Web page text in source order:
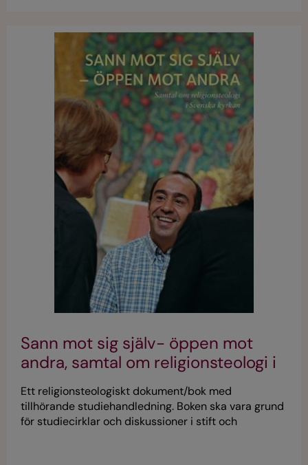
Sann mot sig själv- öppen mot
andra, samtal om religionsteologi i
Svenska kyrkan
Ett religionsteologiskt dokument/bok med
tillhörande studiehandledning. Boken ska vara grund
för studiecirklar och diskussioner i stift och